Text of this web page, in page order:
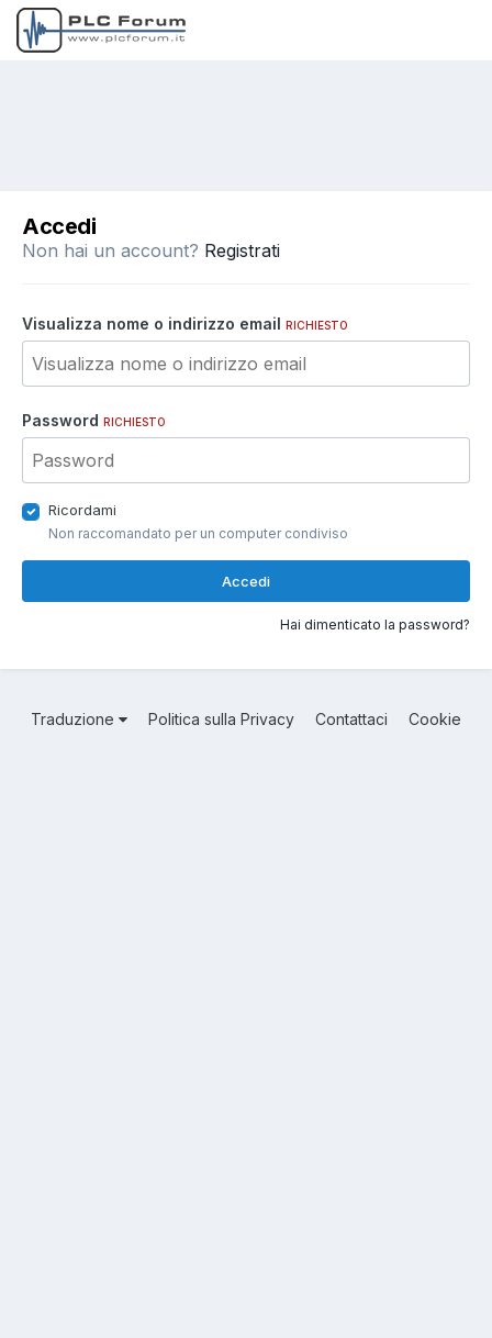
Accedi
Non hai un account? Registrati
Visualizza nome o indirizzo email RICHIESTO
Password RICHIESTO
Ricordami
Non raccomandato per un computer condiviso
Accedi
Hai dimenticato la password?
Traduzione Politica sulla Privacy Contattaci Cookie